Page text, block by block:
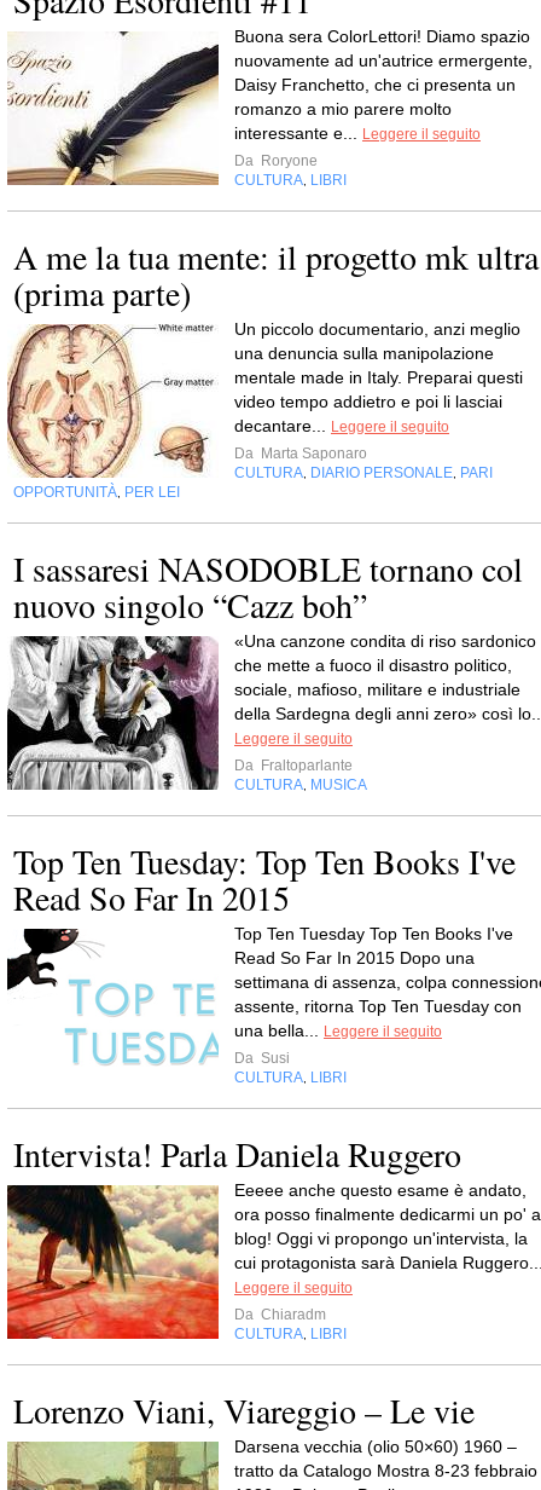
Buona sera ColorLettori! Diamo spazio
nuovamente ad un'autrice ermergente,
Daisy Franchetto, che ci presenta un
romanzo a mio parere molto
interessante e... Leggere il seguito
Da Roryone
CULTURA, LIBRI
A me la tua mente: il progetto mk ultra
(prima parte)
Un piccolo documentario, anzi meglio
una denuncia sulla manipolazione
mentale made in Italy. Preparai questi
video tempo addietro e poi li lasciai
decantare... Leggere il seguito
Da Marta Saponaro
CULTURA, DIARIO PERSONALE, PARI
OPPORTUNITÀ, PER LEI
I sassaresi NASODOBLE tornano col
nuovo singolo “Cazz boh”
«Una canzone condita di riso sardonico
che mette a fuoco il disastro politico,
sociale, mafioso, militare e industriale
della Sardegna degli anni zero» così
Leggere il seguito
Da Fraltoparlante
CULTURA, MUSICA
Top Ten Tuesday: Top Ten Books I've
Read So Far In 2015
Top Ten Tuesday Top Ten Books I've
Read So Far In 2015 Dopo una
settimana di assenza, colpa
assente, ritorna Top Ten Tuesday con
una bella... Leggere il seguito
Da Susi
CULTURA, LIBRI
Intervista! Parla Daniela Ruggero
Eeeee anche questo esame è andato,
ora posso finalmente dedicarmi un po'
blog! Oggi vi propongo un'intervista, la
cui protagonista sarà Daniela
Leggere il seguito
Da Chiaradm
CULTURA, LIBRI
Lorenzo Viani, Viareggio – Le vie
Darsena vecchia (olio 50×60) 1960 –
tratto da Catalogo Mostra 8-23 febbraio